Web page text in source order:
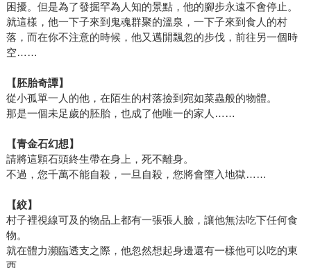
助），心有餘力才寫寫遊記及文章、掰掰輕小說（不敢說是
創作）、吃吃美食順便寫食記，還有偶爾去當當志工（這個
月底就要去聖露西亞當志工啦）。「哈哈～其實如果可以，
界。如果可以的話……唉唉。」
困擾。但是為了發掘罕為人知的景點，他的腳步永遠不會停止。
就這樣，他一下子來到鬼魂群聚的溫泉，一下子來到食人的村
落，而在你不注意的時候，他又邁開飄忽的步伐，前往另一個時
空……
【胚胎奇譚】
從小孤單一人的他，在陌生的村落撿到宛如菜蟲般的物體。
那是一個未足歲的胚胎，也成了他唯一的家人……
【青金石幻想】
請將這顆石頭終生帶在身上，死不離身。
不過，您千萬不能自殺，一旦自殺，您將會墮入地獄……
【絞】
村子裡視線可及的物品上都有一張張人臉，讓他無法吃下任何食
物。
就在體力瀕臨透支之際，他忽然想起身邊還有一樣他可以吃的東
西……